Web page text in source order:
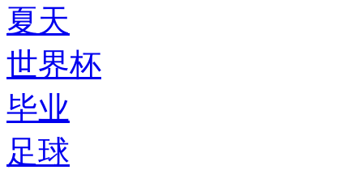
夏天
世界杯
毕业
足球